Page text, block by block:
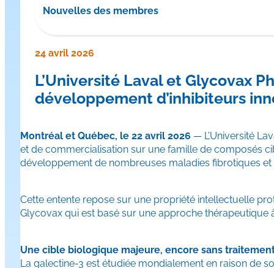
Nouvelles des membres
24 avril 2026
L’Université Laval et Glycovax
développement d’inhibiteurs
Montréal et Québec, le 22 avril 2026 — L’Université
et de commercialisation sur une famille de composés
développement de nombreuses maladies fibrotiques
Cette entente repose sur une propriété intellectuelle
Glycovax qui est basé sur une approche thérapeutique
Une cible biologique majeure, encore sans
La galectine-3 est étudiée mondialement en raison de